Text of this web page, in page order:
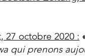
27 octobre 2020 :
qui prenons